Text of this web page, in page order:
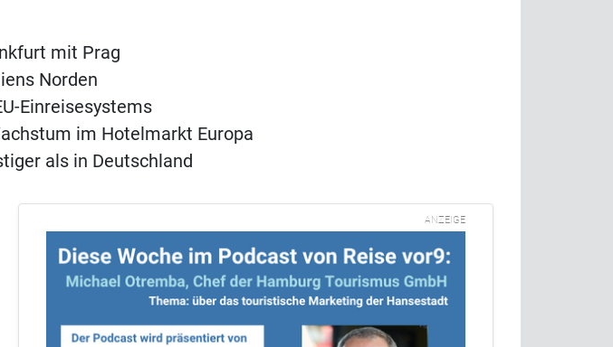
mit Prag
Norden
Einreisesystems
im Hotelmarkt Europa
als in Deutschland
ANZEIGE